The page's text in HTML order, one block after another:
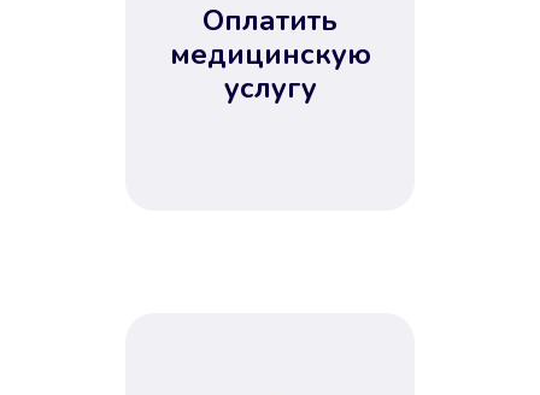
Оплатить
медицинскую
услугу